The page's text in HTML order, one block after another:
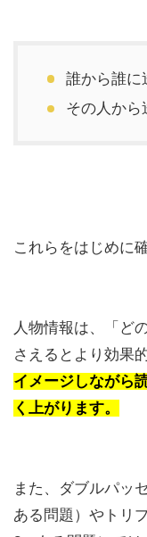
誰から誰に
その人から
これらをはじめに
人物情報は、「ど
さえるとより効果
イメージしながら
く上がります。
また、ダブルパッ
ある問題）やトリ